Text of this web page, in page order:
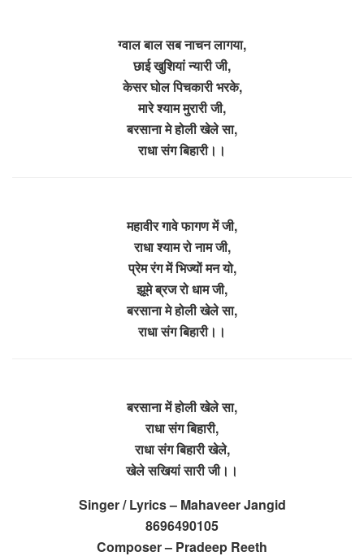
ग्वाल बाल सब नाचन लागया,
छाई खुशियां न्यारी जी,
केसर घोल पिचकारी भरके,
मारे श्याम मुरारी जी,
बरसाना मे होली खेले सा,
राधा संग बिहारी।।
महावीर गावे फागण में जी,
राधा श्याम रो नाम जी,
प्रेम रंग में भिज्यों मन यो,
झूमे ब्रज रो धाम जी,
बरसाना मे होली खेले सा,
राधा संग बिहारी।।
बरसाना में होली खेले सा,
राधा संग बिहारी,
राधा संग बिहारी खेले,
खेले सखियां सारी जी।।
Singer / Lyrics – Mahaveer Jangid
8696490105
Composer – Pradeep Reeth